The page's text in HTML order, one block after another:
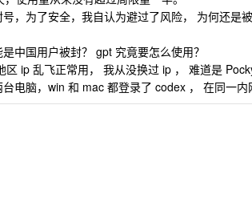
，为了安全，我自认为避过了风险， 为何还是被
中国用户被封？ gpt 究竟要怎么使用？
区 ip 乱飞正常用， 我从没换过 ip ， 难道是
电脑，win 和 mac 都登录了 codex ， 在同一内